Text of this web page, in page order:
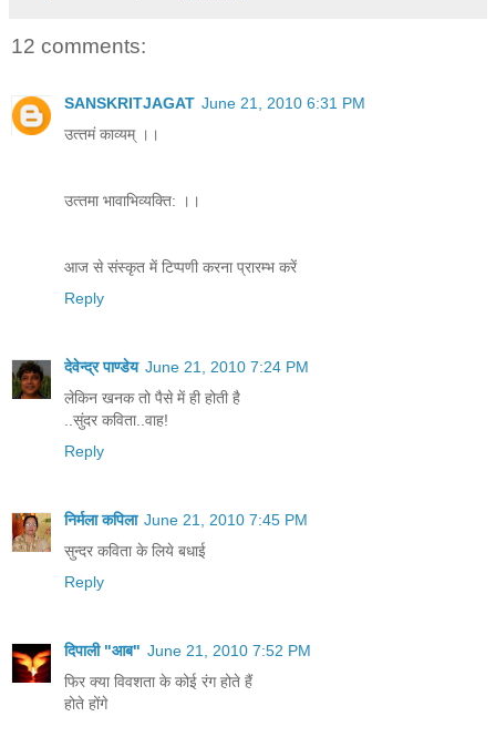
12 comments:
SANSKRITJAGAT June 21, 2010 6:31 PM
उत्‍तमं काव्‍यम् ।।
उत्‍तमा भावाभिव्‍यक्ति: ।।
आज से संस्‍कृत में टिप्‍पणी करना प्रारम्‍भ करें
Reply
देवेन्द्र पाण्डेय June 21, 2010 7:24 PM
लेकिन खनक तो पैसे में ही होती है
..सुंदर कविता..वाह!
Reply
निर्मला कपिला June 21, 2010 7:45 PM
सुन्दर कविता के लिये बधाई
Reply
दिपाली "आब" June 21, 2010 7:52 PM
फिर क्या विवशता के कोई रंग होते हैं
होते होंगे